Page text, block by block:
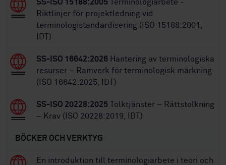
SS-ISO 15188:2005 Terminologiarbete -
Riktlinjer för projektledning vid
terminologistandardisering (ISO 15188:2001,
IDT)
SS-ISO 16642:2026 Hantering av terminologiska
resurser – Ramverk för terminologisk märkning
(ISO 16642:2025, IDT)
SS-ISO 20228:2025 Tolktjänster – Rättstolkning
– Krav (ISO 20228:2019, IDT)
BÖCKER OCH VERKTYG
En introduktion till terminologiarbete i teori och